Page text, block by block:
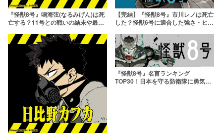
『怪獣8号』鳴海弦(なるみげん)は死
亡する？11号との戦いの結末や最終
【完結】『怪獣8号』市川レノは死亡
した？怪獣6号に適合した強さ・ヒロ
『怪獣8号』名言ランキング
TOP30！日本を守る防衛隊に勇気を